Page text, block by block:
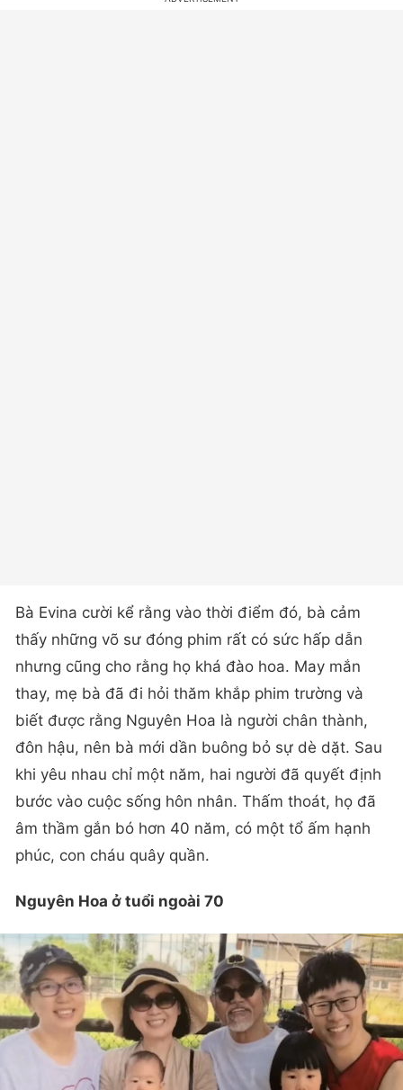
Bà Evina cười kể rằng vào thời điểm đó, bà cảm
thấy những võ sư đóng phim rất có sức hấp dẫn
nhưng cũng cho rằng họ khá đào hoa. May mắn
thay, mẹ bà đã đi hỏi thăm khắp phim trường và
biết được rằng Nguyên Hoa là người chân thành,
đôn hậu, nên bà mới dần buông bỏ sự dè dặt. Sau
khi yêu nhau chỉ một năm, hai người đã quyết định
bước vào cuộc sống hôn nhân. Thấm thoát, họ đã
âm thầm gắn bó hơn 40 năm, có một tổ ấm hạnh
phúc, con cháu quây quần.
Nguyên Hoa ở tuổi ngoài 70